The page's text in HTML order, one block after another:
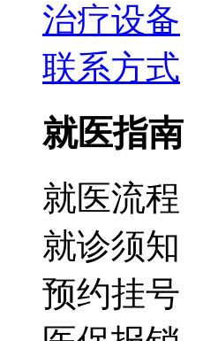
治疗设备
联系方式
就医指南
就医流程
就诊须知
预约挂号